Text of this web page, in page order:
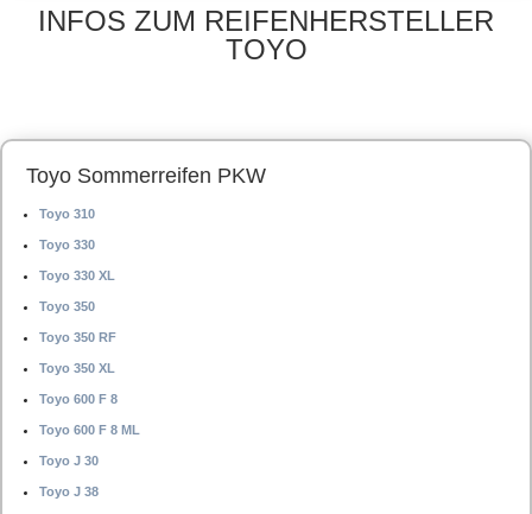
Ganzjahresreifen
Ganzjahresreifen
INFOS ZUM REIFENHERSTELLER
TOYO
Toyo Sommerreifen PKW
Toyo 310
Toyo 330
Toyo 330 XL
Toyo 350
Toyo 350 RF
Toyo 350 XL
Toyo 600 F 8
Toyo 600 F 8 ML
Toyo J 30
Toyo J 38